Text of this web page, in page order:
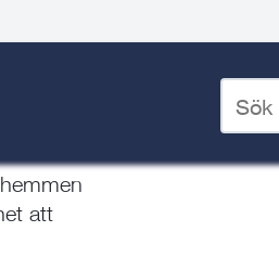
sökord
desktop
att